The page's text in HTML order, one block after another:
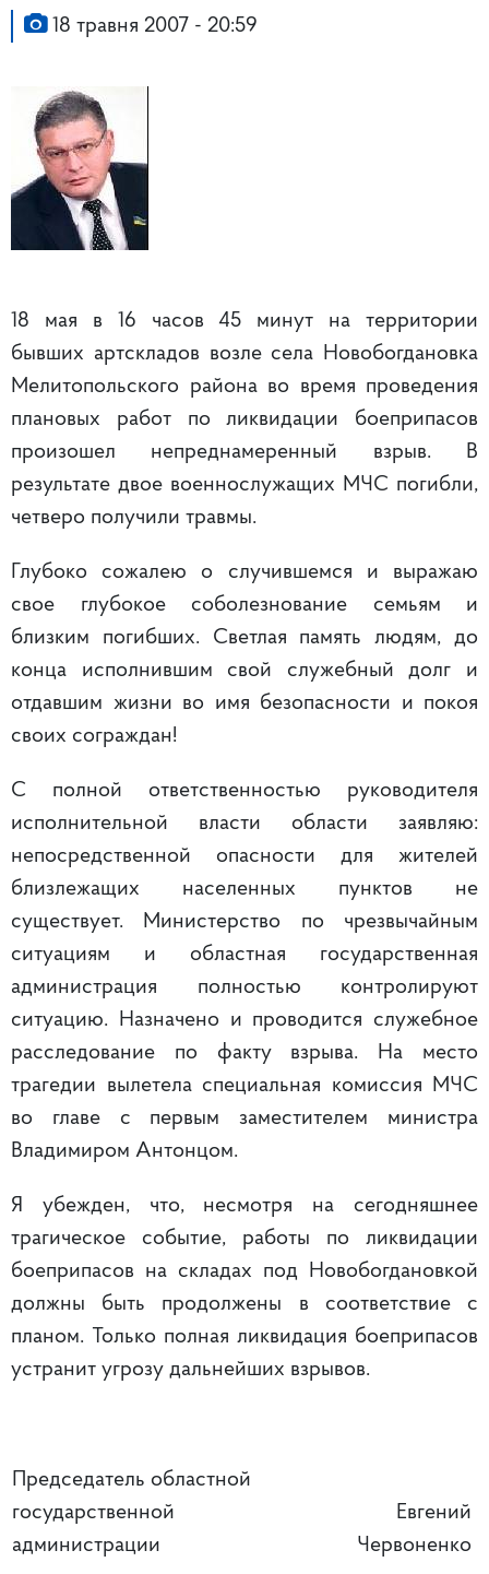
18 травня 2007 - 20:59
18 мая в 16 часов 45 минут на территории
бывших артскладов возле села Новобогдановка
Мелитопольского района во время проведения
плановых работ по ликвидации боеприпасов
произошел непреднамеренный взрыв. В
результате двое военнослужащих МЧС погибли,
четверо получили травмы.
Глубоко сожалею о случившемся и выражаю
свое глубокое соболезнование семьям и
близким погибших. Светлая память людям, до
конца исполнившим свой служебный долг и
отдавшим жизни во имя безопасности и покоя
своих сограждан!
С полной ответственностью руководителя
исполнительной власти области заявляю:
непосредственной опасности для жителей
близлежащих населенных пунктов не
существует. Министерство по чрезвычайным
ситуациям и областная государственная
администрация полностью контролируют
ситуацию. Назначено и проводится служебное
расследование по факту взрыва. На место
трагедии вылетела специальная комиссия МЧС
во главе с первым заместителем министра
Владимиром Антонцом.
Я убежден, что, несмотря на сегодняшнее
трагическое событие, работы по ликвидации
боеприпасов на складах под Новобогдановкой
должны быть продолжены в соответствие с
планом. Только полная ликвидация боеприпасов
устранит угрозу дальнейших взрывов.
Председатель областной
государственной
администрации
Евгений
Червоненко